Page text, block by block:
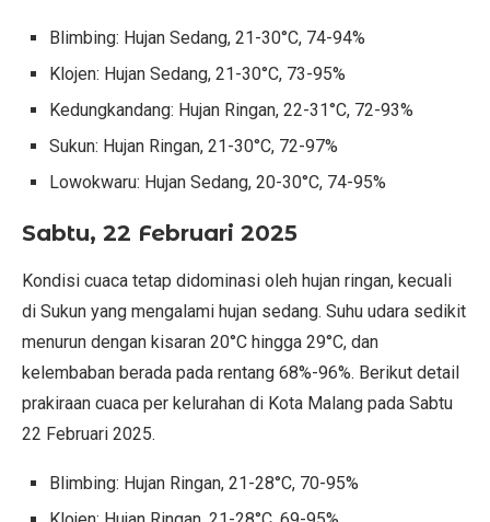
Blimbing: Hujan Sedang, 21-30°C, 74-94%
Klojen: Hujan Sedang, 21-30°C, 73-95%
Kedungkandang: Hujan Ringan, 22-31°C, 72-93%
Sukun: Hujan Ringan, 21-30°C, 72-97%
Lowokwaru: Hujan Sedang, 20-30°C, 74-95%
Sabtu, 22 Februari 2025
Kondisi cuaca tetap didominasi oleh hujan ringan, kecuali
di Sukun yang mengalami hujan sedang. Suhu udara sedikit
menurun dengan kisaran 20°C hingga 29°C, dan
kelembaban berada pada rentang 68%-96%. Berikut detail
prakiraan cuaca per kelurahan di Kota Malang pada Sabtu
22 Februari 2025.
Blimbing: Hujan Ringan, 21-28°C, 70-95%